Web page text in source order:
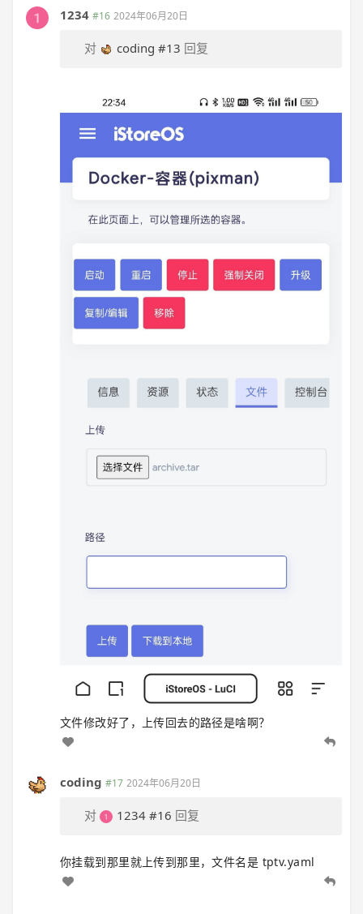
1234 #16 2024年06月20日
对 coding #13 回复
文件修改好了，上传回去的路径是啥啊？
coding #17 2024年06月20日
对 1234 #16 回复
你挂载到那里就上传到那里，文件名是 tptv.yaml